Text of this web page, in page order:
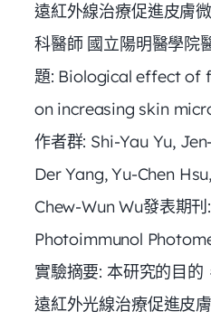
遠紅外線治療促進皮膚
科醫師 國立陽明醫學
題: Biological effect of
on increasing skin
作者群: Shi-Yau Yu,
Der Yang, Yu-Chen
Chew-Wun Wu發表期
Photoimmunol
實驗摘要: 本研究的目
遠紅外光線治療促進皮